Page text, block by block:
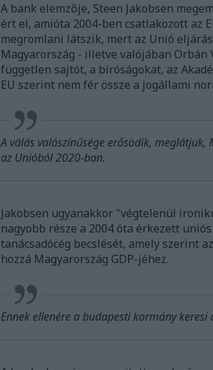
A bank elemzője, Steen Jakobsen
ért el, amióta 2004-ben csatlakozott az
megromlani látszik, mert az Unió
Magyarország - illetve valójában
független sajtót, a bíróságokat, az
EU szerint nem fér össze a jogállami
A válás valószínűsége erősödik,
az Unióból 2020-ban.
Jakobsen ugyanakkor "végtelenül
nagyobb része a 2004 óta érkezett
tanácsadócég becslését, amely szerint
hozzá Magyarország GDP-jéhez.
Ennek ellenére a budapesti kormány